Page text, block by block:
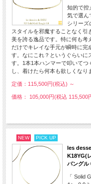
知的で控
気で選ん
シリーズ
スタイルを邪魔することなく引
美を誇る逸品です。特に何も考
だけでキレイな手元が瞬時に完
す。なにこれ？というぐらいに
す。1本1本ハンマーで叩いて
し、着けたら何本も欲しくな
定価：115,500円(税込) ～
価格： 105,000円(税込 115,500
NEW PICK UP
les
K18YG(
バングル
「 Solid